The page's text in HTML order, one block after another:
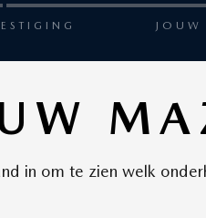
JOUW
in om te zien welk